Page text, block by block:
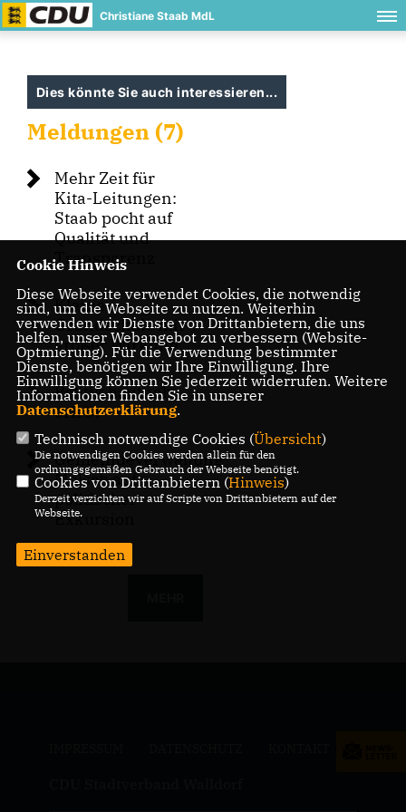
Christiane Staab MdL
Dies könnte Sie auch interessieren...
Meldungen (7)
Mehr Zeit für
Kita-Leitungen:
Staab pocht auf
Qualität und
Transparenz
Kleine
Grundschule mit
großer Wirkung
Politik hautnah
erlebt
Gemeindeverwaltung
Malsch auf
politischer
Exkursion
Cookie Hinweis
Diese Webseite verwendet Cookies, die notwendig
sind, um die Webseite zu nutzen. Weiterhin
verwenden wir Dienste von Drittanbietern, die uns
helfen, unser Webangebot zu verbessern (Website-
Optmierung). Für die Verwendung bestimmter
Dienste, benötigen wir Ihre Einwilligung. Ihre
Einwilligung können Sie jederzeit widerrufen. Weitere
Informationen finden Sie in unserer
Datenschutzerklärung.
Technisch notwendige Cookies (Übersicht)
Die notwendigen Cookies werden allein für den
ordnungsgemäßen Gebrauch der Webseite benötigt.
Cookies von Drittanbietern (Hinweis)
Derzeit verzichten wir auf Scripte von Drittanbietern auf der
Webseite.
Einverstanden